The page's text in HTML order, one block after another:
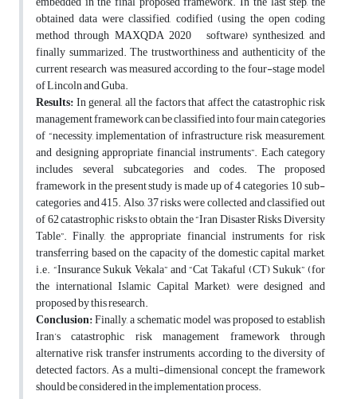
obtained data were classified, codified (using the open coding
method through MAXQDA 2020 software) synthesized, and
finally summarized. The trustworthiness and authenticity of the
current research was measured according to the four-stage model
of Lincoln and Guba.
Results:In general, all the factors that affect the catastrophic risk
management framework can be classified into four main categories
of “necessity, implementation of infrastructure, risk measurement,
and designing appropriate financial instruments”. Each category
includes several subcategories and codes. The proposed
framework in the present study is made up of 4 categories, 10 sub-
categories, and 415. Also, 37 risks were collected and classified out
of 62 catastrophic risks to obtain the “Iran Disaster Risks Diversity
Table”. Finally, the appropriate financial instruments for risk
transferring based on the capacity of the domestic capital market,
i.e. “Insurance Sukuk Vekala” and “Cat Takaful (CT) Sukuk” (for
the international Islamic Capital Market), were designed and
proposed by this research.
Conclusion:Finally, a schematic model was proposed to establish
Iran’s catastrophic risk management framework through
alternative risk transfer instruments, according to the diversity of
detected factors. As a multi-dimensional concept, the framework
should be considered in the implementation process.